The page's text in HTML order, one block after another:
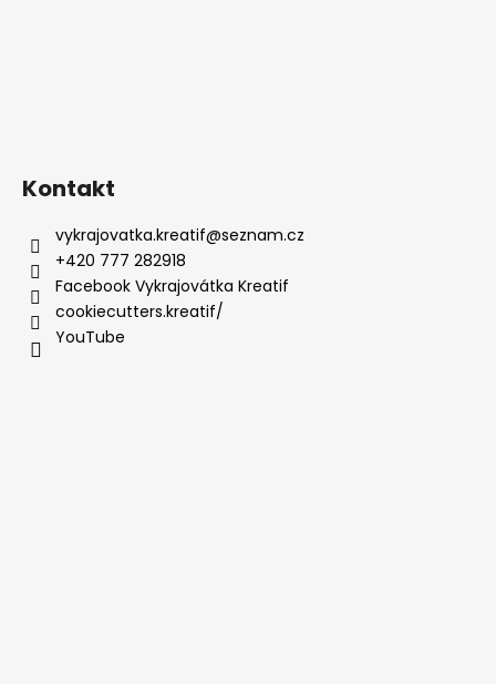
Kontakt
vykrajovatka.kreatif@seznam.cz
+420 777 282918
Facebook Vykrajovátka Kreatif
cookiecutters.kreatif/
YouTube